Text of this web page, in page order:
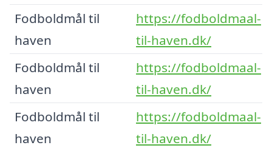
Fodboldmål til
haven
https://fodboldmaal-
til-haven.dk/
Fodboldmål til
haven
https://fodboldmaal-
til-haven.dk/
Fodboldmål til
haven
https://fodboldmaal-
til-haven.dk/